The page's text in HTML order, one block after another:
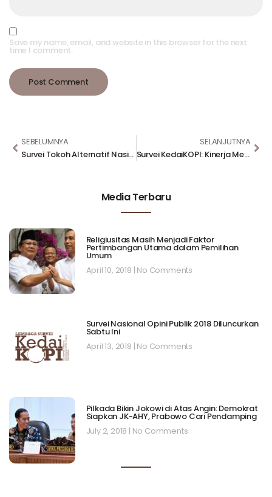
Save my name, email, and website in this browser for the next
time I comment.
SEBELUMNYA
Survei Tokoh Alternatif Nasional
SELANJUTNYA
Survei KedaiKOPI: Kinerja Menteri BUMN Paling Diapresiasi, Menko PMK Mesti Kerja Lebih Keras
Media Terbaru
Religiusitas Masih Menjadi Faktor
Pertimbangan Utama dalam Pemilihan
Umum
April 10, 2018 No Comments
Survei Nasional Opini Publik 2018 Diluncurkan
Sabtu Ini
April 13, 2018 No Comments
Pilkada Bikin Jokowi di Atas Angin: Demokrat
Siapkan JK-AHY, Prabowo Cari Pendamping
July 2, 2018 No Comments